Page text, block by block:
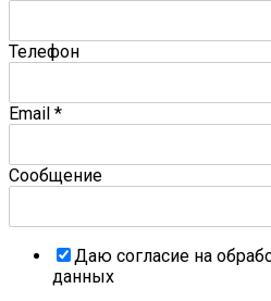
Телефон
Email *
Сообщение
Даю согласие на
данных